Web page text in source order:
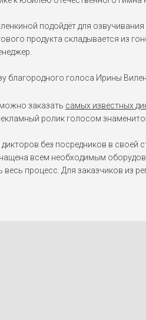
подойдёт для
продукта складывается из
благородного голоса Ирины
заказать самых известных
ролик голосом
без посредников в своей
всем необходимым
весь процесс. Для заказчиков из